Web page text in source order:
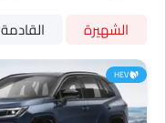
الشهيرة القادمة
HEV